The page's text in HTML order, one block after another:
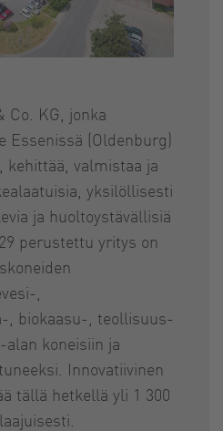
Co. KG, jonka
Essenissä (Oldenburg)
kehittää, valmistaa ja
yksilöllisesti
ja huoltoystävällisiä
perustettu yritys on
,
, biokaasu-, teollisuus-
koneisiin ja
Innovatiivinen
tällä hetkellä yli 1 300